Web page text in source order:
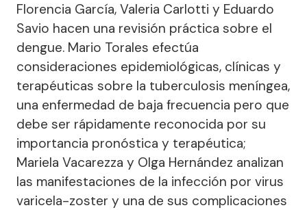
Florencia García, Valeria Carlotti y Eduardo
Savio hacen una revisión práctica sobre el
dengue. Mario Torales efectúa
consideraciones epidemiológicas, clínicas y
terapéuticas sobre la tuberculosis meníngea,
una enfermedad de baja frecuencia pero que
debe ser rápidamente reconocida por su
importancia pronóstica y terapéutica;
Mariela Vacarezza y Olga Hernández analizan
las manifestaciones de la infección por virus
varicela-zoster y una de sus complicaciones